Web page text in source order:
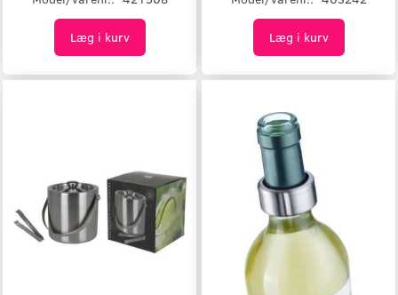
Læg i kurv Læg i kurv